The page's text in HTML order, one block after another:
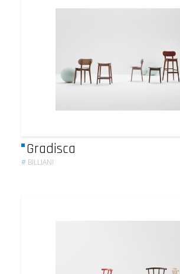
Gradisca
# BILLIANI